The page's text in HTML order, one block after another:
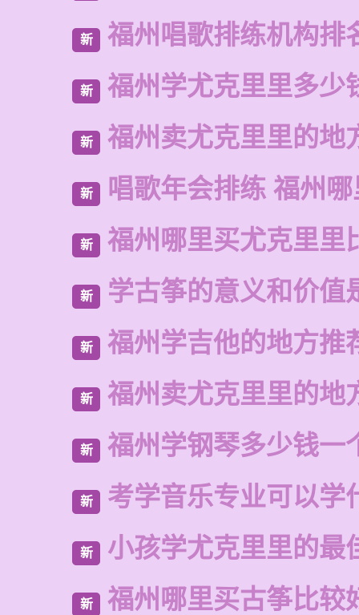
新 福州唱歌排练机构排
新 福州学尤克里里多少
新 福州卖尤克里里的地
新 唱歌年会排练 福州
新 福州哪里买尤克里里
新 学古筝的意义和价值
新 福州学吉他的地方推
新 福州卖尤克里里的地
新 福州学钢琴多少钱一
新 考学音乐专业可以学
新 小孩学尤克里里的最
新 福州哪里买古筝比较